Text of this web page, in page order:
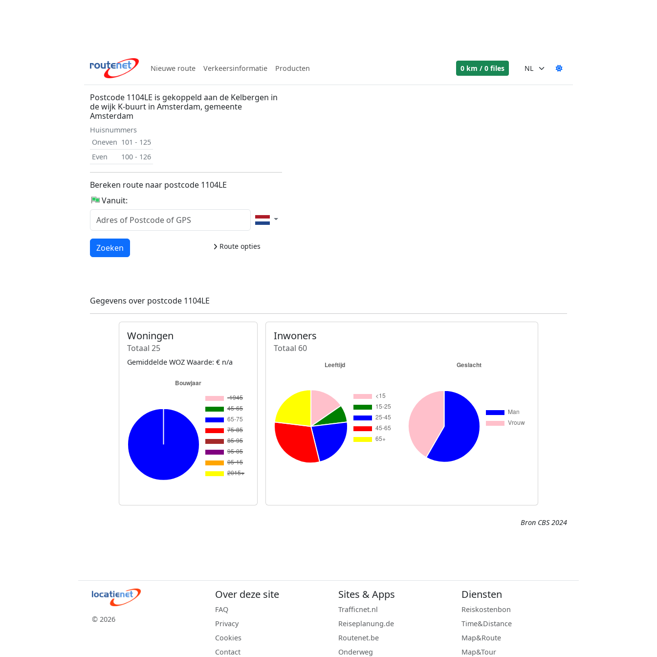
Nieuwe route Verkeersinformatie Producten 0 km / 0 files
Postcode 1104LE is gekoppeld aan de Kelbergen in
de wijk K-buurt in Amsterdam, gemeente
Amsterdam
Huisnummers
Oneven 101 - 125
Even
100 - 126
Bereken route naar postcode 1104LE
Vanuit:
Route opties
Laden...
Zoeken
Gegevens over postcode 1104LE
Woningen
Totaal 25
Gemiddelde WOZ Waarde: € n/a
Inwoners
Totaal 60
Bron CBS 2024
© 2026
Over deze site
FAQ
Privacy
Cookies
Contact
Sites & Apps
Trafficnet.nl
Reiseplanung.de
Routenet.be
Onderweg
Diensten
Reiskostenbon
Time&Distance
Map&Route
Map&Tour